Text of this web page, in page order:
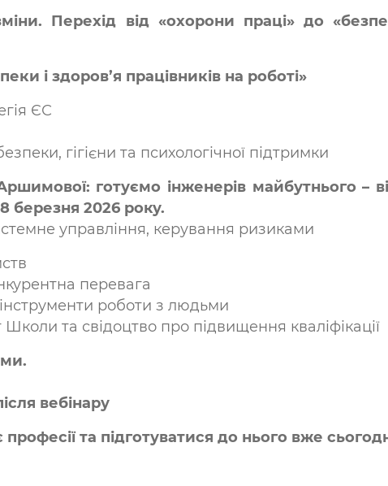
Перехід від «охорони праці» до
і здоров’я працівників на роботі»
ЄС
гігієни та психологічної підтримки
готуємо інженерів майбутнього –
березня 2026 року.
управління, керування ризиками
перевага
роботи з людьми
Школи та свідоцтво про підвищення кваліфікації
вебінару
та підготуватися до нього вже